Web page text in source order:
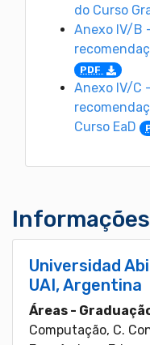
do Curso
Anexo IV/B
PDF
Anexo IV/C
Curso EaD
Universidad
UAI, Argentina
Áreas -
Computação, C.